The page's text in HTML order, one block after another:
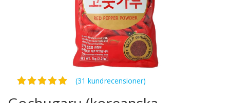
Betygsatt4.97 av 5
(31 kundrecensioner)